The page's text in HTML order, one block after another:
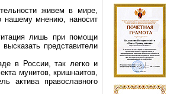
живем в мире,
нашему мнению, наносит
лишь при помощи
представители
в России, так легко и
мунитов, кришнаитов,
актива православного